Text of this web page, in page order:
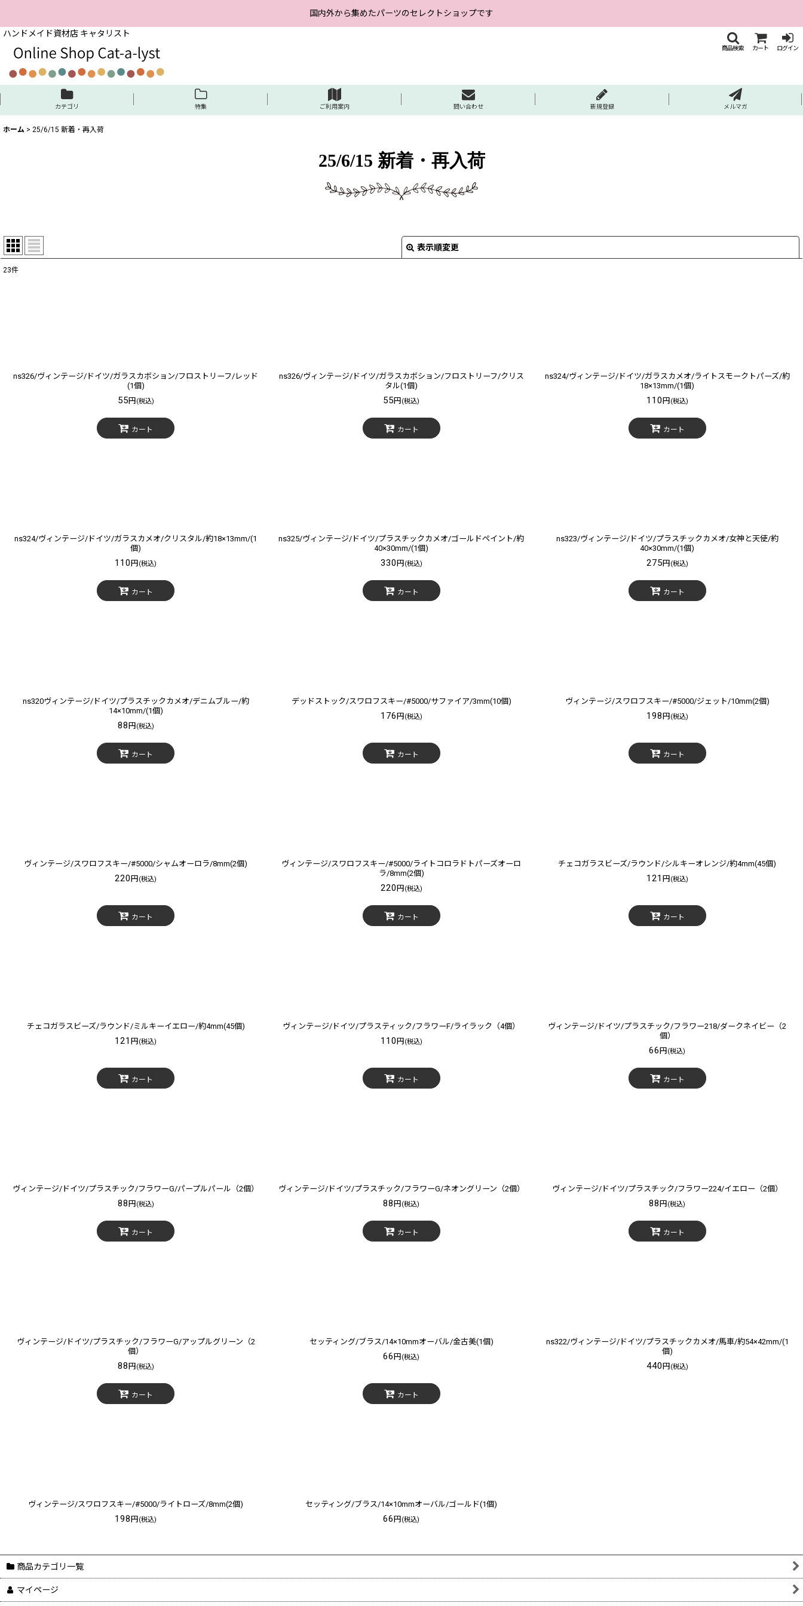
国内外から集めたパーツのセレクトショップです
ハンドメイド資材店 キャタリスト
商品検索 カート ログイン
カテゴリ 特集 ご利用案内 問い合わせ 新規登録 メルマガ
ホーム > 25/6/15 新着・再入荷
25/6/15 新着・再入荷
表示順変更
23件
ns326/ヴィンテージ/ドイツ/ガラスカボション/フロストリーフ/レッド
(1個)
55 円 (税込)
カート
ns326/ヴィンテージ/ドイツ/ガラスカボション/フロストリーフ/クリス
タル(1個)
55円 (税込)
カート
ns324/ヴィンテージ/ドイツ/ガラスカメオ/ライトスモークトパーズ/約
18×13mm/(1個)
110 円 (税込)
カート
ns324/ヴィンテージ/ドイツ/ガラスカメオ/クリスタル/約18×13mm/(1
個)
110円 (税込)
カート
ns325/ヴィンテージ/ドイツ/プラスチックカメオ/ゴールドペイント/約
40×30mm/(1個)
330 円 (税込)
カート
ns323/ヴィンテージ/ドイツ/プラスチックカメオ/女神と天使/約
40×30mm/(1個)
275 円 (税込)
カート
ns320ヴィンテージ/ドイツ/プラスチックカメオ/デニムブルー/約
14×10mm/(1個)
88 円 (税込)
カート
デッドストック/スワロフスキー/#5000/サファイア/3mm(10個)
176 円 (税込)
カート
ヴィンテージ/スワロフスキー/#5000/ジェット/10mm(2個)
198 円 (税込)
カート
ヴィンテージ/スワロフスキー/#5000/シャムオーロラ/8mm(2個)
220円 (税込)
カート
ヴィンテージ/スワロフスキー/#5000/ライトコロラドトパーズオーロ
ラ/8mm(2個)
220 円 (税込)
カート
チェコガラスビーズ/ラウンド/シルキーオレンジ/約4mm(45個)
121 円 (税込)
カート
チェコガラスビーズ/ラウンド/ミルキーイエロー/約4mm(45個)
121円 (税込)
カート
ヴィンテージ/ドイツ/プラスティック/フラワーF/ライラック（4個）
110 円 (税込)
カート
ヴィンテージ/ドイツ/プラスチック/フラワー218/ダークネイビー（2
個）
66円 (税込)
カート
ヴィンテージ/ドイツ/プラスチック/フラワーG/パープルパール（2個）
88 円 (税込)
カート
ヴィンテージ/ドイツ/プラスチック/フラワーG/ネオングリーン（2個）
88円 (税込)
カート
ヴィンテージ/ドイツ/プラスチック/フラワー224/イエロー（2個）
88円 (税込)
カート
ヴィンテージ/ドイツ/プラスチック/フラワーG/アップルグリーン（2
個）
88 円 (税込)
カート
セッティング/ブラス/14×10mmオーバル/金古美(1個)
66円 (税込)
カート
ns322/ヴィンテージ/ドイツ/プラスチックカメオ/馬車/約54×42mm/(1
個)
440 円 (税込)
ヴィンテージ/スワロフスキー/#5000/ライトローズ/8mm(2個)
198円 (税込)
セッティング/ブラス/14×10mmオーバル/ゴールド(1個)
66円 (税込)
商品カテゴリ一覧
マイページ